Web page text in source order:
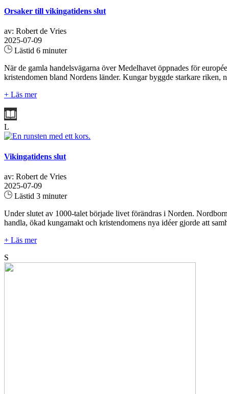
Orsaker till vikingatidens slut
av: Robert de Vries
2025-07-09
Lästid 6 minuter
När de gamla handelsvägarna över Medelhavet öppnades för
kristendomen bland Nordens länder. Kungar byggde starkare
+ Läs mer
L
Vikingatidens slut
av: Robert de Vries
2025-07-09
Lästid 3 minuter
Under slutet av 1000-talet började livet förändras i Norden.
handla, ökad kungamakt och kristendomens nya idéer gjorde att
+ Läs mer
S